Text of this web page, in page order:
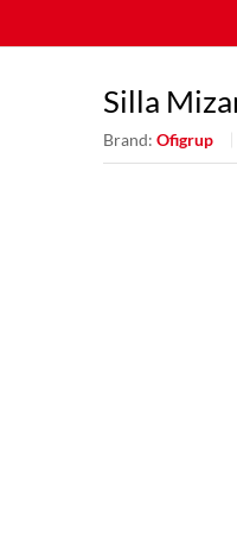
Silla
Brand: Ofigrup